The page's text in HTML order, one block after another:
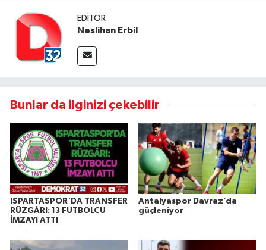
EDITÖR
Neslihan Erbil
Bunlar da ilginizi çekebilir
ISPARTASPOR'DA TRANSFER
RÜZGÂRI: 13 FUTBOLCU
İMZAYI ATTI
Antalyaspor Davraz’da
güçleniyor